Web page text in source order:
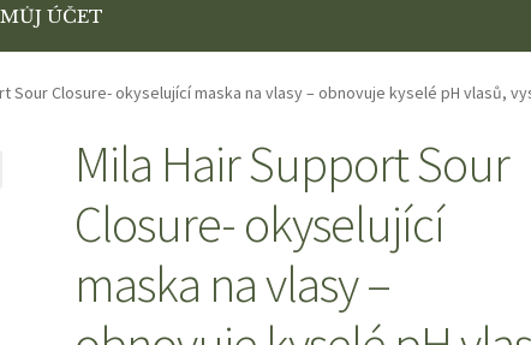
MŮJ ÚČET
MŮJ ÚČET OBCHODNÍ
VÝMĚNA A VRÁCENÍ ZBOŽÍ
SLEVOUZKUŠEBNÍ STRÁNKA
Sour Closure- okyselující maska na vlasy – obnovuje kyselé pH vlasů,
Mila Hair Support Sour
Closure- okyselující
maska na vlasy –